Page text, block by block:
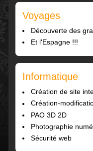
Voyages
Découverte des
Et l'Espagne !!!
Informatique
Création de site
Création-
PAO 3D 2D
Photographie
Sécurité web